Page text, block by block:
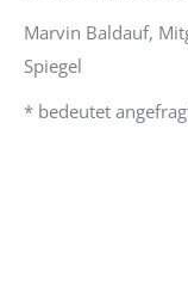
Marvin Baldauf,
Spiegel
* bedeutet